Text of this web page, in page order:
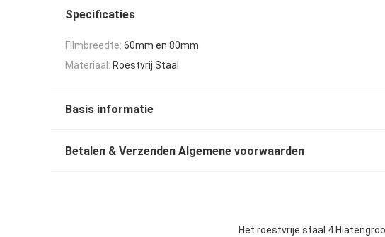
Specificaties
Filmbreedte: 60mm en 80mm
Materiaal: Roestvrij Staal
Basis informatie
Betalen & Verzenden Algemene voorwaarden
Het roestvrije staal 4